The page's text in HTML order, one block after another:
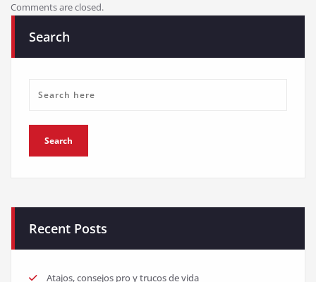
Comments are closed.
Search
Recent Posts
Atajos, consejos pro y trucos de vida